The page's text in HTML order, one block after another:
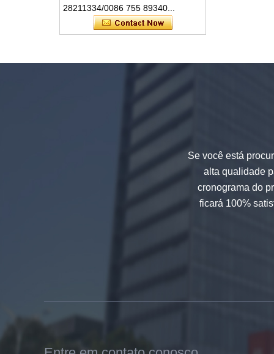
28211334/0086 755 89340...
Se você está
alta qualidade
cronograma do
ficará 100%